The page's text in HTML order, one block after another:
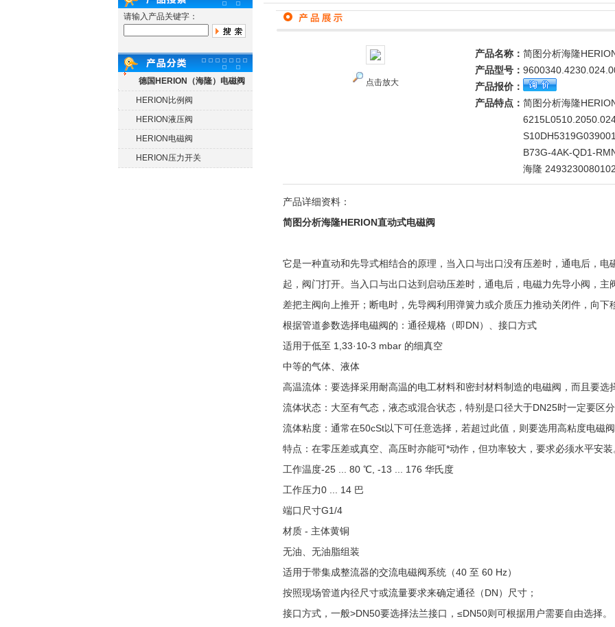
请输入产品关键字：
德国HERION（海隆）电磁阀
HERION比例阀
HERION液压阀
HERION电磁阀
HERION压力开关
点击放大
产品名称： 简图分析海隆
产品型号：
产品报价：
产品特点： 简图分析海隆
B73G-4AK-QD1-
海隆
产品详细资料：
简图分析海隆HERION直动式电磁阀
它是一种直动和先导式相结合的原理，当入口与出口没有压差时，通电后，
起，阀门打开。当入口与出口达到启动压差时，通电后，电磁力先导小阀，
差把主阀向上推开；断电时，先导阀利用弹簧力或介质压力推动关闭件，向下
根据管道参数选择电磁阀的：通径规格（即DN）、接口方式
适用于低至 1,33·10-3 mbar 的细真空
中等的气体、液体
高温流体：要选择采用耐高温的电工材料和密封材料制造的电磁阀，而且要选
流体状态：大至有气态，液态或混合状态，特别是口径大于DN25时一定要区分
流体粘度：通常在50cSt以下可任意选择，若超过此值，则要选用高粘度电磁阀
特点：在零压差或真空、高压时亦能可*动作，但功率较大，要求必须水平安装
工作温度-25 ... 80 ℃, -13 ... 176 华氏度
工作压力0 ... 14 巴
端口尺寸G1/4
材质 - 主体黄铜
无油、无油脂组装
适用于带集成整流器的交流电磁阀系统（40 至 60 Hz）
按照现场管道内径尺寸或流量要求来确定通径（DN）尺寸；
接口方式，一般>DN50要选择法兰接口，≤DN50则可根据用户需要自由选择。